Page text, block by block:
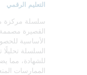
التعليم الرقمي
سلسلة مركزة
القصيرة
الأساسية
السلسلة
للشهادة، مما
الممارسات